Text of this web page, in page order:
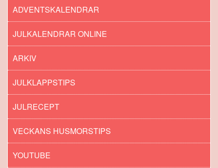
ADVENTSKALENDRAR
JULKALENDRAR ONLINE
ARKIV
JULKLAPPSTIPS
JULRECEPT
VECKANS HUSMORSTIPS
YOUTUBE